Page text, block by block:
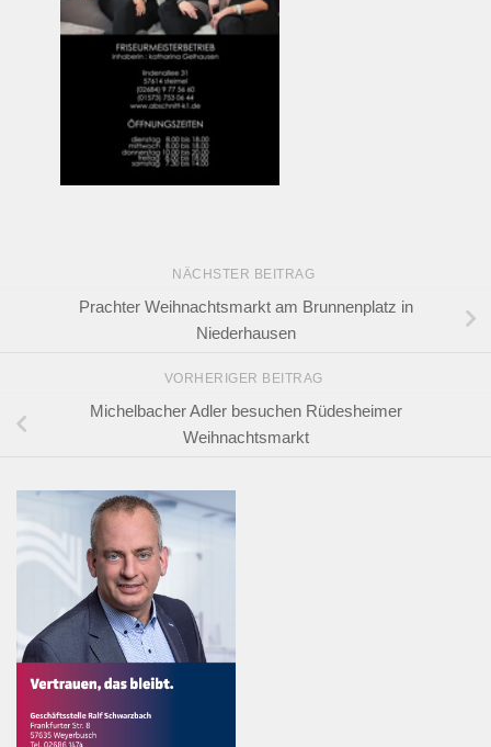
NÄCHSTER BEITRAG
Prachter Weihnachtsmarkt am Brunnenplatz in
Niederhausen
VORHERIGER BEITRAG
Michelbacher Adler besuchen Rüdesheimer
Weihnachtsmarkt